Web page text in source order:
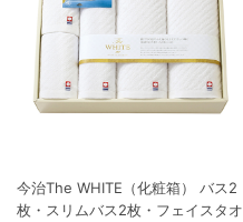
今治The WHITE（化粧箱） バス2
枚・スリムバス2枚・フェイスタオ